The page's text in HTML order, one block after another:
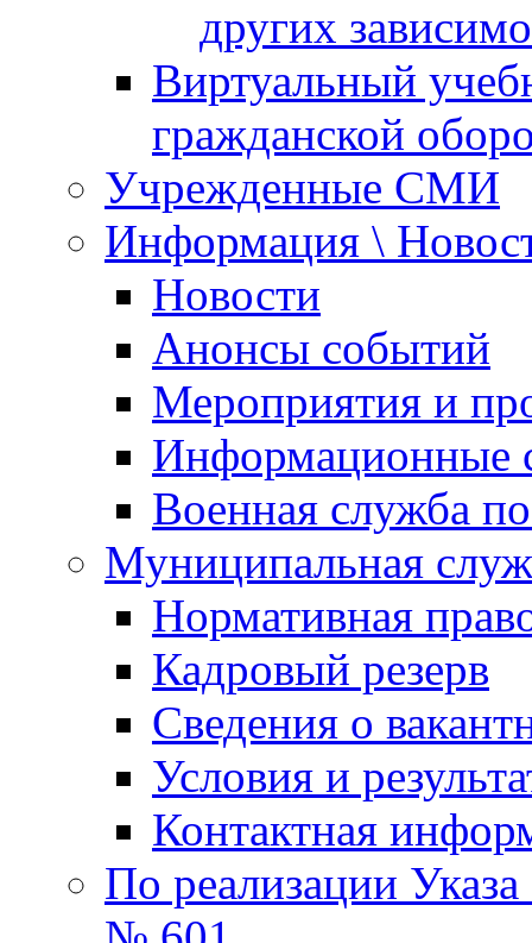
других
Виртуальный
гражданской
Учрежденные СМИ
Информация \
Новости
Анонсы событий
Мероприятия и
Информационные
Военная служба
Муниципальная
Нормативная
Кадровый резерв
Сведения о
Условия и
Контактная
По реализации